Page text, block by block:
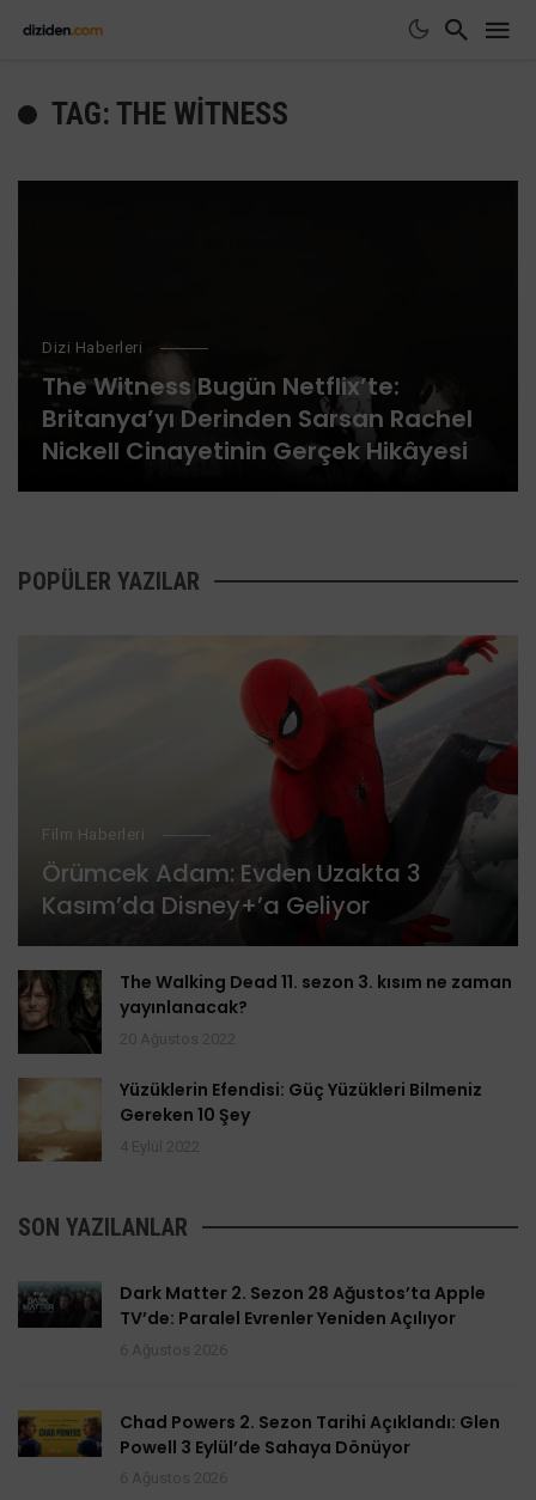
TAG: THE WITNESS
Dizi Haberleri
The Witness Bugün Netflix’te:
Britanya’yı Derinden Sarsan Rachel
Nickell Cinayetinin Gerçek Hikâyesi
POPÜLER YAZILAR
Film Haberleri
Örümcek Adam: Evden Uzakta 3
Kasım’da Disney+’a Geliyor
The Walking Dead 11. sezon 3. kısım ne zaman
yayınlanacak?
Yüzüklerin Efendisi: Güç Yüzükleri Bilmeniz
Gereken 10 Şey
SON YAZILANLAR
Dark Matter 2. Sezon 28 Ağustos’ta Apple
TV’de: Paralel Evrenler Yeniden Açılıyor
Chad Powers 2. Sezon Tarihi Açıklandı: Glen
Powell 3 Eylül’de Sahaya Dönüyor